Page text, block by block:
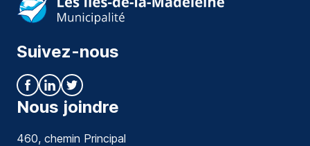
Suivez-nous
Nous joindre
460, chemin Principal